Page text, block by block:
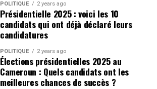
POLITIQUE 2 years ago
Présidentielle 2025 : voici les 10
candidats qui ont déjà déclaré leurs
candidatures
POLITIQUE 2 years ago
Élections présidentielles 2025 au
Cameroun : Quels candidats ont les
meilleures chances de succès ?